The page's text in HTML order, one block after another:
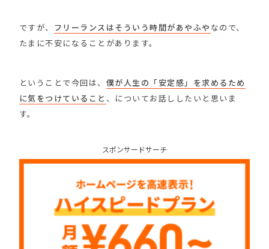
ですが、 フリーランスはそういう時間があやふや なので、
たまに不安になることがあります。
ということで今回は、 僕が人生の「安定感」を求めるため
に気をつけていること 、についてお話ししたいと思いま
す。
スポンサードサーチ